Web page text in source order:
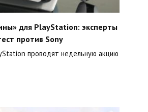
для PlayStation: эксперты
против Sony
проводят недельную акцию